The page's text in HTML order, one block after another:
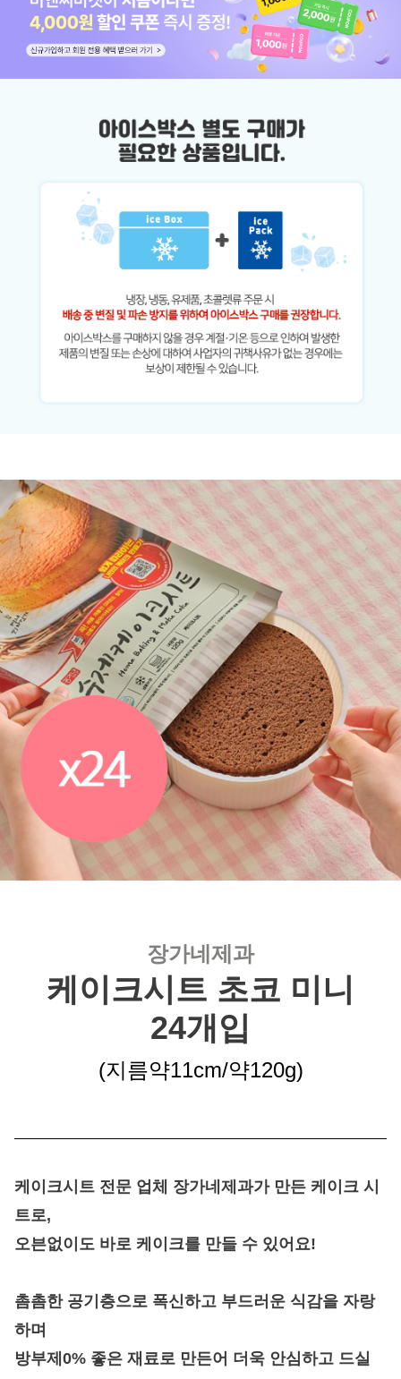
장가네제과
케이크시트 초코 미니
24개입
(지름약11cm/약120g)
케이크시트 전문 업체 장가네제과가 만든 케이크 시
트로,
오븐없이도 바로 케이크를 만들 수 있어요!
촘촘한 공기층으로 폭신하고 부드러운 식감을 자랑
하며
방부제0% 좋은 재료로 만든어 더욱 안심하고 드실